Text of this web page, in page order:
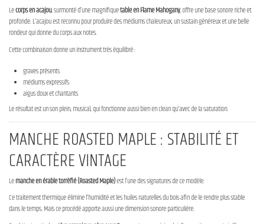
Lecorps en acajou, surmonté d’une magnifiquetable en Flame Mahogany, offre une base sonore riche et
profonde. L’acajou est reconnu pour produire des médiums chaleureux, un sustain généreux et une belle
rondeur qui donne du corps aux notes.
Cette combinaison donne un instrument très équilibré :
graves présents
médiums expressifs
aigus doux et chantants
Le résultat est un son plein, musical, qui fonctionne aussi bien en clean qu’avec de la saturation.
MANCHE ROASTED MAPLE : STABILITÉ ET
CARACTÈRE VINTAGE
Lemanche en érable torréfié (Roasted Maple)est l’une des signatures de ce modèle.
Ce traitement thermique élimine l’humidité et les huiles naturelles du bois afin de le rendre plus stable
dans le temps. Mais ce procédé apporte aussi une dimension sonore particulière.